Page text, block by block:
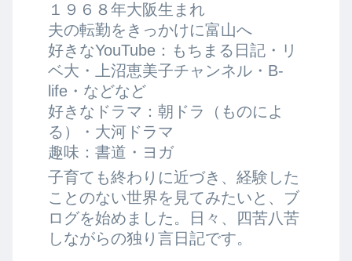
１９６８年大阪生まれ
夫の転勤をきっかけに富山へ
好きなYouTube：もちまる日記・リ
ベ大・上沼恵美子チャンネル・B-
life・などなど
好きなドラマ：朝ドラ（ものによ
る）・大河ドラマ
趣味：書道・ヨガ
子育ても終わりに近づき、経験した
ことのない世界を見てみたいと、ブ
ログを始めました。日々、四苦八苦
しながらの独り言日記です。